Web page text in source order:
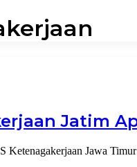
Jatim
Ketenagakerjaan Jawa